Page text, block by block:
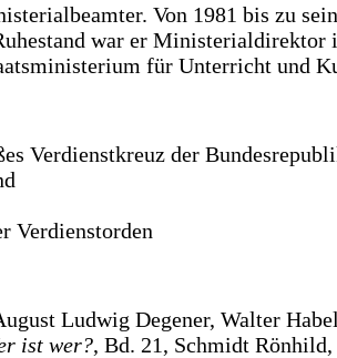
Von 1981 bis zu
war er Ministerialdirektor
für Unterricht und
Verdienstkreuz der
Verdienstorden
Ludwig Degener, Walter
ist wer?, Bd. 21, Schmidt Rönhild,